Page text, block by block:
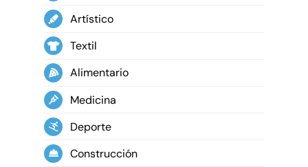
Artístico
Textil
Alimentario
Medicina
Deporte
Construcción